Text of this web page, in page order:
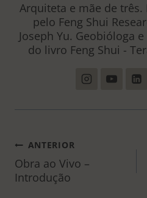
Arquiteta e mãe de três.
pelo Feng Shui
Joseph Yu. Geobióloga
do livro Feng Shui -
NAVEGAÇÃO
DE
POST
ANTERIOR
Obra ao Vivo –
Introdução